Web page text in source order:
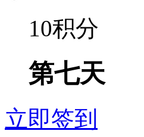
10积分
第七天
立即签到